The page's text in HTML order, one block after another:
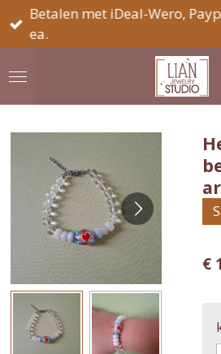
Ga
direct
de
Betalen met iDeal-Wero,
ea.
€